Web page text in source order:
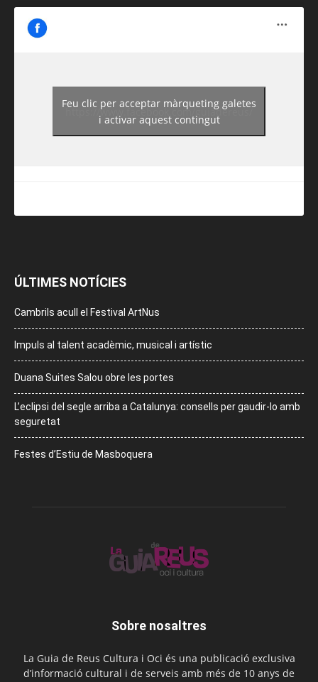
https://www.facebook.com/guiadereus/
Feu clic per acceptar màrqueting galetes
i activar aquest contingut
ÚLTIMES NOTÍCIES
Cambrils acull el Festival ArtNus
Impuls al talent acadèmic, musical i artístic
Duana Suites Salou obre les portes
L’eclipsi del segle arriba a Catalunya: consells per gaudir-lo amb
seguretat
Festes d’Estiu de Masboquera
Sobre nosaltres
La Guia de Reus Cultura i Oci és una publicació exclusiva
d’informació cultural i de serveis amb més de 10 anys de